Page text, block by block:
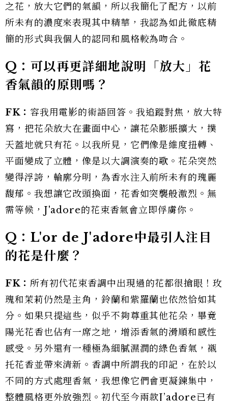
之花，放大它們的氣韻，所以我簡化了配方，以前
所未有的濃度來表現其中精華，我認為如此徹底精
簡的形式與我個人的認同和風格較為吻合。
Q：可以再更詳細地說明「放大」花
香氣韻的原則嗎？
FK： 容我用電影的術語回答。我追蹤對焦，放大特
寫，把花朵放大在畫面中心，讓花朵膨脹擴大，撲
天蓋地就只有花。以我所見，它們像是維度扭轉、
平面變成了立體，像是以大調演奏的歌。花朵突然
變得浮誇，輪廓分明，為香水注入前所未有的瑰麗
馥郁。我想讓它改頭換面，花香如突襲般激烈。無
需等候，J'adore的花束香氣會立即俘虜你。
Q：L'or de J'adore中最引人注目
的花是什麼？
FK： 所有初代花束香調中出現過的花都很搶眼！玫
瑰和茉莉仍然是主角，鈴蘭和紫羅蘭也依然恰如其
分。如果只提這些，似乎不夠尊重其他花朵，畢竟
陽光花香也佔有一席之地，增添香氣的滑順和感性
感受。另外還有一種極為細膩濕潤的綠色香氣，襯
托花香並帶來清新。香調中所謂我的印記，在於以
不同的方式處理香氣，我想像它們會更凝鍊集中，
整體風格更外放強烈。初代至今兩款J’adore已有